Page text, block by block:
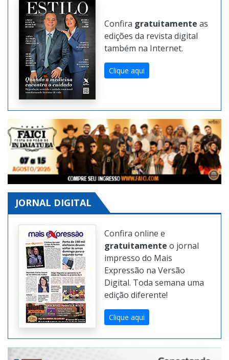
Confira gratuitamente as
edições da revista digital
também na Internet.
Clique aqui
JORNAL DIGITAL
Confira online e
gratuitamente o jornal
impresso do Mais
Expressão na Versão
Digital. Toda semana uma
edição diferente!
Clique aqui